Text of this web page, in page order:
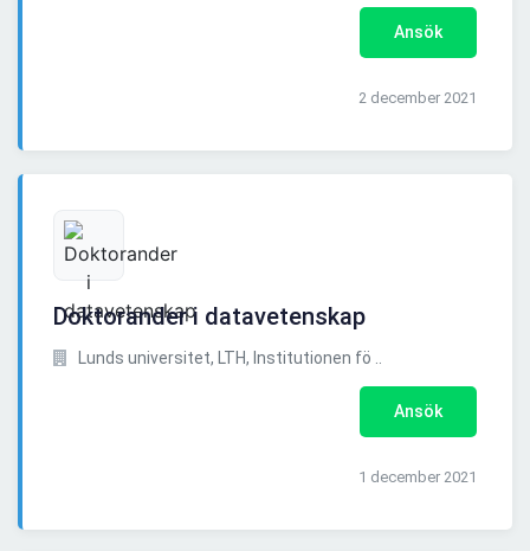
Ansök
2 december 2021
Doktorander i datavetenskap
Lunds universitet, LTH, Institutionen fö ..
Ansök
1 december 2021